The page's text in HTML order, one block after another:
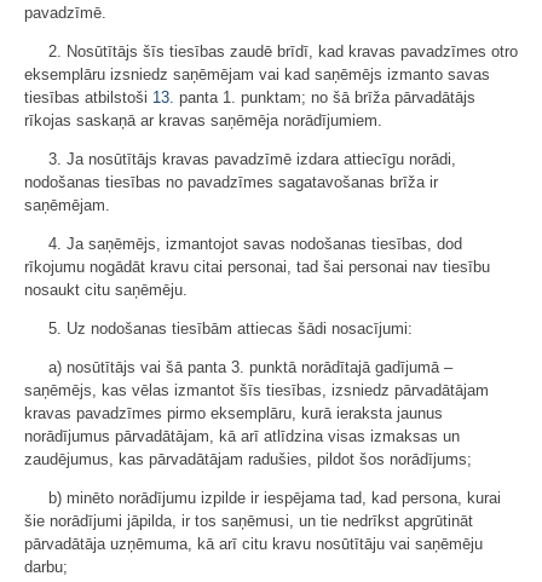
pavadzīmē.
2. Nosūtītājs šīs tiesības zaudē brīdī, kad kravas pavadzīmes otro
eksemplāru izsniedz saņēmējam vai kad saņēmējs izmanto savas
tiesības atbilstoši 13. panta 1. punktam; no šā brīža pārvadātājs
rīkojas saskaņā ar kravas saņēmēja norādījumiem.
3. Ja nosūtītājs kravas pavadzīmē izdara attiecīgu norādi,
nodošanas tiesības no pavadzīmes sagatavošanas brīža ir
saņēmējam.
4. Ja saņēmējs, izmantojot savas nodošanas tiesības, dod
rīkojumu nogādāt kravu citai personai, tad šai personai nav tiesību
nosaukt citu saņēmēju.
5. Uz nodošanas tiesībām attiecas šādi nosacījumi:
a) nosūtītājs vai šā panta 3. punktā norādītajā gadījumā –
saņēmējs, kas vēlas izmantot šīs tiesības, izsniedz pārvadātājam
kravas pavadzīmes pirmo eksemplāru, kurā ieraksta jaunus
norādījumus pārvadātājam, kā arī atlīdzina visas izmaksas un
zaudējumus, kas pārvadātājam radušies, pildot šos norādījums;
b) minēto norādījumu izpilde ir iespējama tad, kad persona, kurai
šie norādījumi jāpilda, ir tos saņēmusi, un tie nedrīkst apgrūtināt
pārvadātāja uzņēmuma, kā arī citu kravu nosūtītāju vai saņēmēju
darbu;